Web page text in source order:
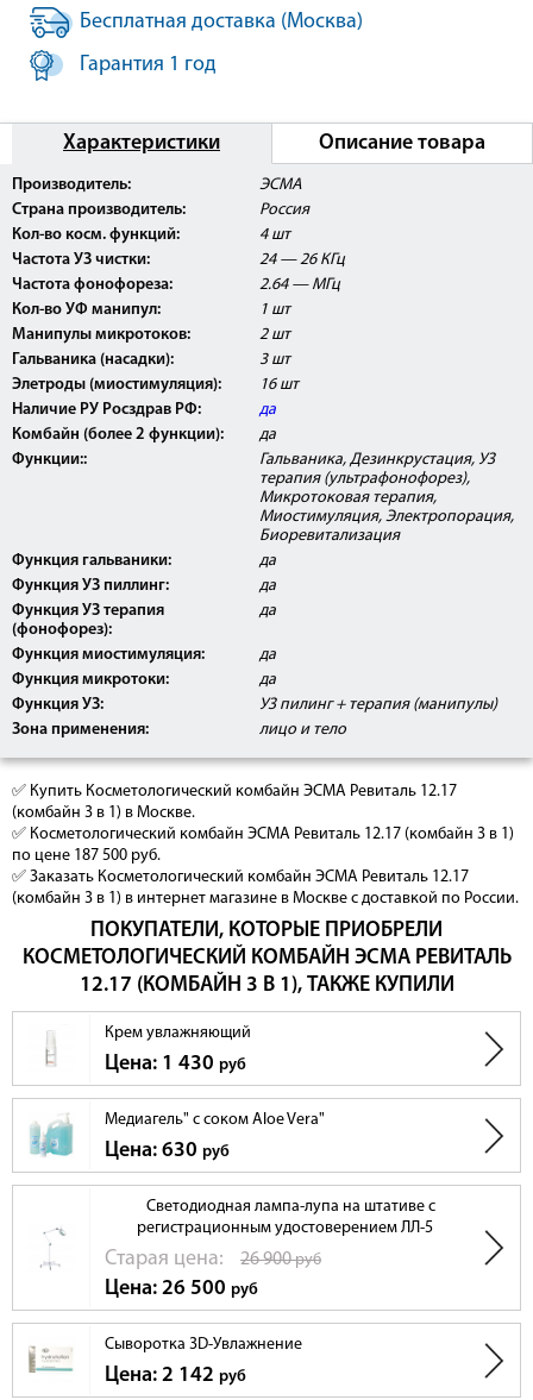
Бесплатная доставка (Москва)
Гарантия 1 год
Характеристики Описание товара
Производитель:
ЭСМА
Страна производитель:
Россия
Кол-во косм. функций:
4 шт
Частота УЗ чистки:
24 — 26 КГц
Частота фонофореза:
2.64 — МГц
Кол-во УФ манипул:
1 шт
Манипулы микротоков:
2 шт
Гальваника (насадки):
3 шт
Элетроды (миостимуляция):
16 шт
Наличие РУ Росздрав РФ:
да
Комбайн (более 2 функции):
да
Функции::
Гальваника, Дезинкрустация, УЗ
терапия (ультрафонофорез),
Микротоковая терапия,
Миостимуляция, Электропорация,
Биоревитализация
Функция гальваники:
да
Функция УЗ пиллинг:
да
Функция УЗ терапия
(фонофорез):
да
Функция миостимуляция:
да
Функция микротоки:
да
Функция УЗ:
УЗ пилинг + терапия (манипулы)
Зона применения:
лицо и тело
Аппарат ультразвуковой чистки ЭСМА
Ревиталь 12.17 и ЭСМА Ревиталь 12.17П*
клинические испытания, имеет Регистрационное
Удостоверение Росздравнадзора РФ, а также
сертификат соответствия РОСТ.
✅ Купить Косметологический комбайн ЭСМА Ревиталь 12.17
(комбайн 3 в 1) в Москве.
✅ Косметологический комбайн ЭСМА Ревиталь 12.17 (комбайн 3 в 1)
по цене 187 500 руб.
✅ Заказать Косметологический комбайн ЭСМА Ревиталь 12.17
(комбайн 3 в 1) в интернет магазине в Москве с доставкой по России.
ПОКУПАТЕЛИ, КОТОРЫЕ ПРИОБРЕЛИ
КОСМЕТОЛОГИЧЕСКИЙ КОМБАЙН ЭСМА РЕВИТАЛЬ
12.17 (КОМБАЙН 3 В 1), ТАКЖЕ КУПИЛИ
Крем увлажняющий
Цена: 1 430 руб
Медиагель" с соком Aloe Vera"
Цена: 630 руб
Светодиодная лампа-лупа на штативе с
регистрационным удостоверением ЛЛ-5
Cтарая цена: 26 900руб
Цена: 26 500 руб
Сыворотка 3D-Увлажнение
Цена: 2 142 руб